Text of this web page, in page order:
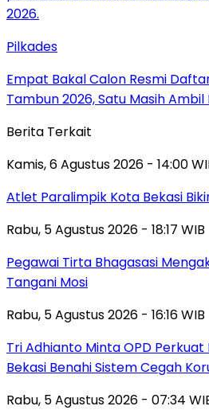
Pilkades
Empat Bakal Calon Resmi
Tambun 2026, Satu Masih
Berita Terkait
Kamis, 6 Agustus 2026 - 14:00
Atlet Paralimpik Kota Bekasi
Rabu, 5 Agustus 2026 - 18:17 WIB
Pegawai Tirta Bhagasasi
Tangani Mosi
Rabu, 5 Agustus 2026 - 16:16 WIB
Tri Adhianto Minta OPD
Bekasi Benahi Sistem Cegah
Rabu, 5 Agustus 2026 - 07:34